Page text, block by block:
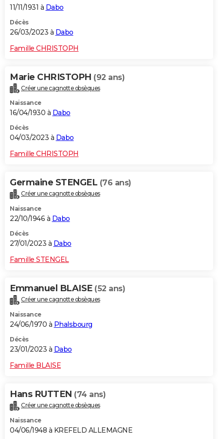
11/11/1931 à Dabo
Décès
26/03/2023 à Dabo
Famille CHRISTOPH
Marie CHRISTOPH (92 ans)
Créer une cagnotte obsèques
Naissance
16/04/1930 à Dabo
Décès
04/03/2023 à Dabo
Famille CHRISTOPH
Germaine STENGEL (76 ans)
Créer une cagnotte obsèques
Naissance
22/10/1946 à Dabo
Décès
27/01/2023 à Dabo
Famille STENGEL
Emmanuel BLAISE (52 ans)
Créer une cagnotte obsèques
Naissance
24/06/1970 à Phalsbourg
Décès
23/01/2023 à Dabo
Famille BLAISE
Hans RUTTEN (74 ans)
Créer une cagnotte obsèques
Naissance
04/06/1948 à KREFELD ALLEMAGNE